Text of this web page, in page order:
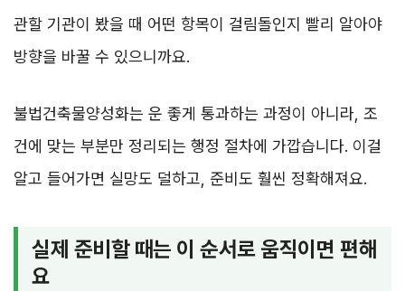
관할 기관이 봤을 때 어떤 항목이 걸림돌인지 빨리 알아야
방향을 바꿀 수 있으니까요.
불법건축물양성화는 운 좋게 통과하는 과정이 아니라, 조
건에 맞는 부분만 정리되는 행정 절차에 가깝습니다. 이걸
알고 들어가면 실망도 덜하고, 준비도 훨씬 정확해져요.
실제 준비할 때는 이 순서로 움직이면 편해
요